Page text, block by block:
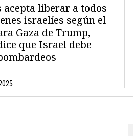
acepta liberar a todos
israelíes según el
Gaza de Trump,
que Israel debe